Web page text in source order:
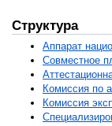
Структура
Аппарат
Совместное
Комиссия по
Комиссия